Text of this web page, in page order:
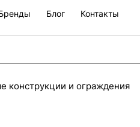
Блог Контакты
конструкции и ограждения